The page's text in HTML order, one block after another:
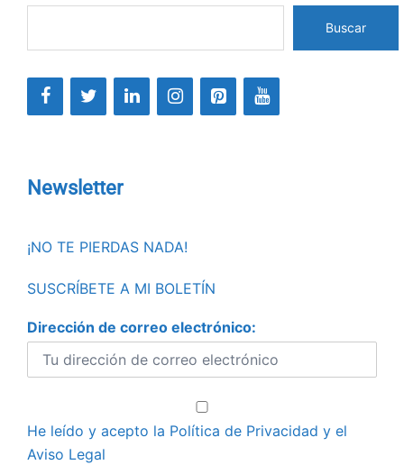
Buscar
Newsletter
¡NO TE PIERDAS NADA!
SUSCRÍBETE A MI BOLETÍN
Dirección de correo electrónico:
He leído y acepto la Política de Privacidad y el
Aviso Legal